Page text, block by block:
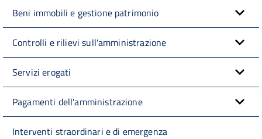
Beni immobili e gestione patrimonio
Controlli e rilievi sull'amministrazione
Servizi erogati
Pagamenti dell'amministrazione
Interventi straordinari e di emergenza